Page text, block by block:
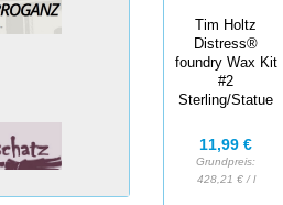
Tim Holtz
Distress®
foundry Wax Kit
#2
Sterling/Statue
11,99 €
Grundpreis:
428,21 € / l